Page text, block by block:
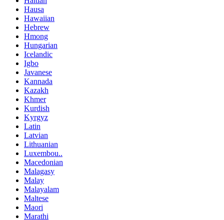
Hausa
Hawaiian
Hebrew
Hmong
Hungarian
Icelandic
Igbo
Javanese
Kannada
Kazakh
Khmer
Kurdish
Kyrgyz
Latin
Latvian
Lithuanian
Luxembou..
Macedonian
Malagasy
Malay
Malayalam
Maltese
Maori
Marathi